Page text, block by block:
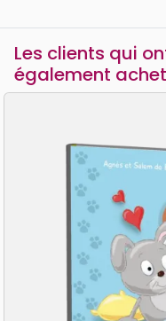
Les clients qui
également